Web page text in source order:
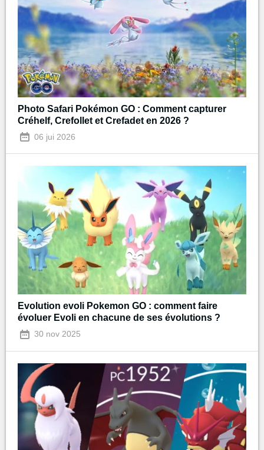
Photo Safari Pokémon GO : Comment capturer
Créhelf, Crefollet et Crefadet en 2026 ?
06 jui 2026
Evolution evoli Pokemon GO : comment faire
évoluer Evoli en chacune de ses évolutions ?
30 nov 2025